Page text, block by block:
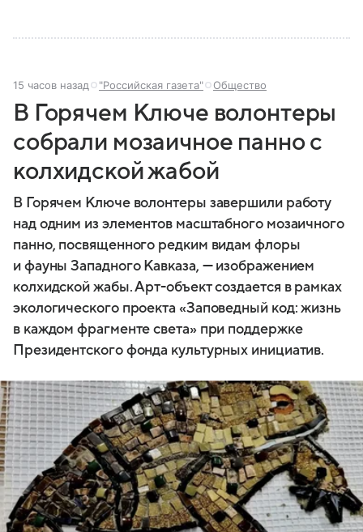
15 часов назад "Российская газета" Общество
В Горячем Ключе волонтеры
собрали мозаичное панно с
колхидской жабой
В Горячем Ключе волонтеры завершили работу
над одним из элементов масштабного мозаичного
панно, посвященного редким видам флоры
и фауны Западного Кавказа, — изображением
колхидской жабы. Арт-объект создается в рамках
экологического проекта «Заповедный код: жизнь
в каждом фрагменте света» при поддержке
Президентского фонда культурных инициатив.